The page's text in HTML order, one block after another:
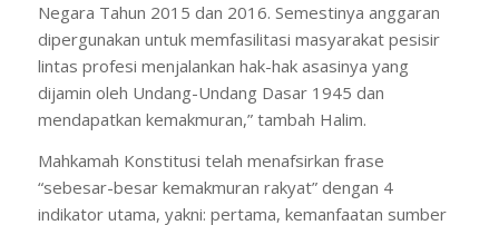
Negara Tahun 2015 dan 2016. Semestinya anggaran
dipergunakan untuk memfasilitasi masyarakat pesisir
lintas profesi menjalankan hak-hak asasinya yang
dijamin oleh Undang-Undang Dasar 1945 dan
mendapatkan kemakmuran,” tambah Halim.
Mahkamah Konstitusi telah menafsirkan frase
“sebesar-besar kemakmuran rakyat” dengan 4
indikator utama, yakni: pertama, kemanfaatan sumber